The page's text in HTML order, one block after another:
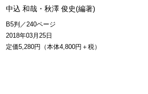
中込 和哉 ・秋澤 俊史(編著)
B5判／240ページ
2018年03月25日
定価5,280円（本体4,800円＋税）